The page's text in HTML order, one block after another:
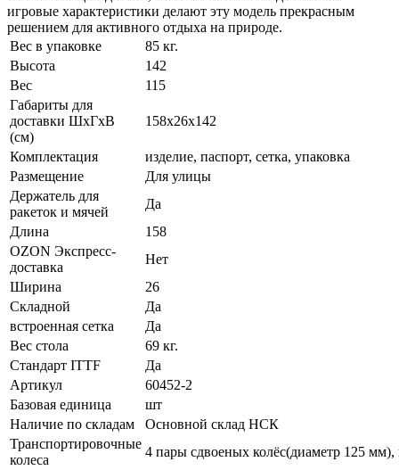
игровые характеристики делают эту модель прекрасным
решением для активного отдыха на природе.
Вес в упаковке
85 кг.
Высота
142
Вес
115
Габариты для
доставки ШхГхВ
(см)
158х26х142
Комплектация
изделие, паспорт, сетка, упаковка
Размещение
Для улицы
Держатель для
ракеток и мячей
Да
Длина
158
OZON Экспресс-
доставка
Нет
Ширина
26
Складной
Да
встроенная сетка
Да
Вес стола
69 кг.
Стандарт ITTF
Да
Артикул
60452-2
Базовая единица
шт
Наличие по складам
Основной склад НСК
Транспортировочные
колеса
4 пары сдвоеных колёс(диаметр 125 мм),